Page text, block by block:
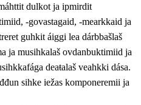
dulkot ja ipmirdit
-govastagaid, -mearkkaid ja
guhkit áiggi lea dárbbašlaš
ja musihkalaš ovdanbuktimiid ja
deaŧalaš veahkki dása.
sihke iežas komponeremii ja